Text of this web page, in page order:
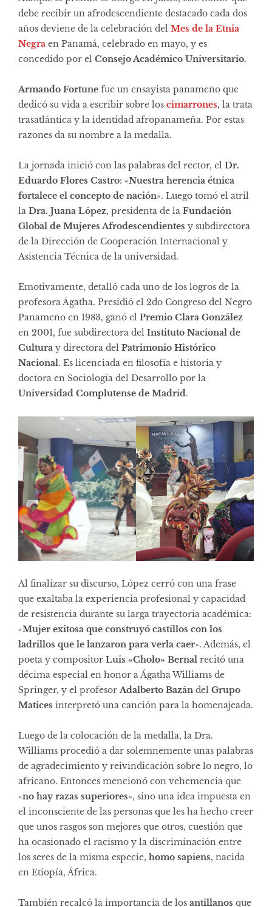
debe recibir un afrodescendiente destacado cada dos
años deviene de la celebración del Mes de la Etnia
Negra en Panamá, celebrado en mayo, y es
concedido por el Consejo Académico Universitario.
Armando Fortune fue un ensayista panameño que
dedicó su vida a escribir sobre los cimarrones, la trata
trasatlántica y la identidad afropanameña. Por estas
razones da su nombre a la medalla.
La jornada inició con las palabras del rector, el Dr.
Eduardo Flores Castro: «Nuestra herencia étnica
fortalece el concepto de nación». Luego tomó el atril
la Dra. Juana López, presidenta de la Fundación
Global de Mujeres Afrodescendientes y subdirectora
de la Dirección de Cooperación Internacional y
Asistencia Técnica de la universidad.
Emotivamente, detalló cada uno de los logros de la
profesora Ágatha. Presidió el 2do Congreso del Negro
Panameño en 1983, ganó el Premio Clara González
en 2001, fue subdirectora del Instituto Nacional de
Cultura y directora del Patrimonio Histórico
Nacional. Es licenciada en filosofía e historia y
doctora en Sociología del Desarrollo por la
Universidad Complutense de Madrid .
Al finalizar su discurso, López cerró con una frase
que exaltaba la experiencia profesional y capacidad
de resistencia durante su larga trayectoria académica:
«Mujer exitosa que construyó castillos con los
ladrillos que le lanzaron para verla caer». Además, el
poeta y compositor Luis «Cholo» Bernal recitó una
décima especial en honor a Ágatha Williams de
Springer, y el profesorAdalberto Bazán del Grupo
Matices interpretó una canción para la homenajeada.
Luego de la colocación de la medalla, la Dra.
Williams procedió a dar solemnemente unas palabras
de agradecimiento y reivindicación sobre lo negro, lo
africano. Entonces mencionó con vehemencia que
«no hay razas superiores», sino una idea impuesta en
el inconsciente de las personas que les ha hecho creer
que unos rasgos son mejores que otros, cuestión que
ha ocasionado el racismo y la discriminación entre
los seres de la misma especie, homo sapiens, nacida
en Etiopía, África.
También recalcó la importancia de los antillanos que